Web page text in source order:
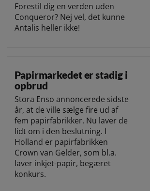
Forestil dig en verden uden
Conqueror? Nej vel, det kunne
Antalis heller ikke!
Papirmarkedet er stadig i
opbrud
Stora Enso annoncerede sidste
år, at de ville sælge fire ud af
fem papirfabrikker. Nu laver de
lidt om i den beslutning. I
Holland er papirfabrikken
Crown van Gelder, som bl.a.
laver inkjet-papir, begæret
konkurs.